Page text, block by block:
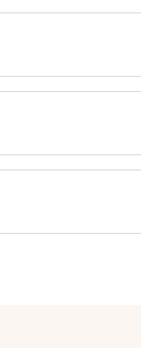
niezawodny
Titanium